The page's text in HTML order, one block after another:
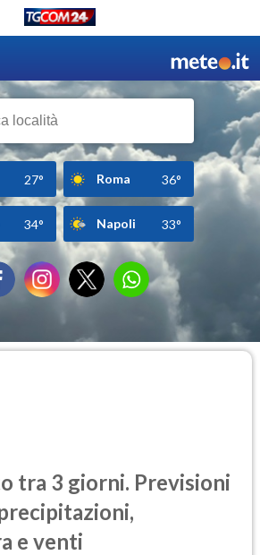
27° Roma 36°
34° Napoli 33°
tra 3 giorni. Previsioni
e venti